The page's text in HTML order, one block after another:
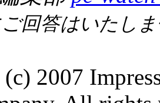
回答はいたし
2007